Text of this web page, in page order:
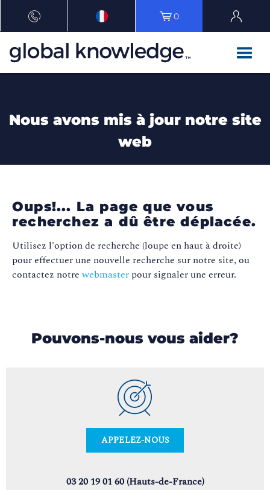
0
Nous avons mis à jour notre site
web
Oups!... La page que vous
recherchez a dû être déplacée.
Utilisez l'option de recherche (loupe en haut à droite)
pour effectuer une nouvelle recherche sur notre site, ou
contactez notrewebmaster pour signaler une erreur.
Pouvons-nous vous aider?
APPELEZ-NOUS
03 20 19 01 60 (Hauts-de-France)